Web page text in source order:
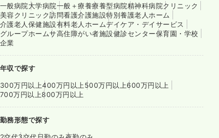
一般病院大学病院一般＋療養療養型病院精神科病院クリニック
美容クリニック訪問看護介護施設特別養護老人ホーム
介護老人保健施設有料老人ホームデイケア・デイサービス
グループホームサ高住障がい者施設健診センター保育園・学校
企業
年収で探す
300万円以上400万円以上 500万円以上600万円以上
700万円以上800万円以上
勤務形態で探す